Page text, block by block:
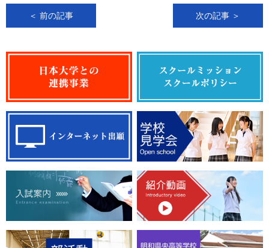
＜ 前の記事 次の記事 ＞